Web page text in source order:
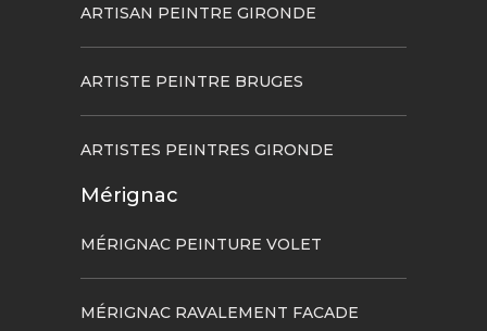
ARTISAN PEINTRE GIRONDE
ARTISTE PEINTRE BRUGES
ARTISTES PEINTRES GIRONDE
Mérignac
MÉRIGNAC PEINTURE VOLET
MÉRIGNAC RAVALEMENT FACADE